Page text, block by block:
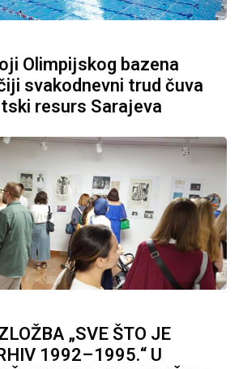
Olimpijskog bazena
svakodnevni trud čuva
resurs Sarajeva
„SVE ŠTO JE
1992–1995.“ U